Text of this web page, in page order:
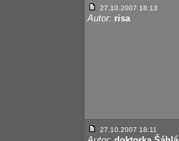
27.10.2007 18:13
Autor: risa
27.10.2007 18:11